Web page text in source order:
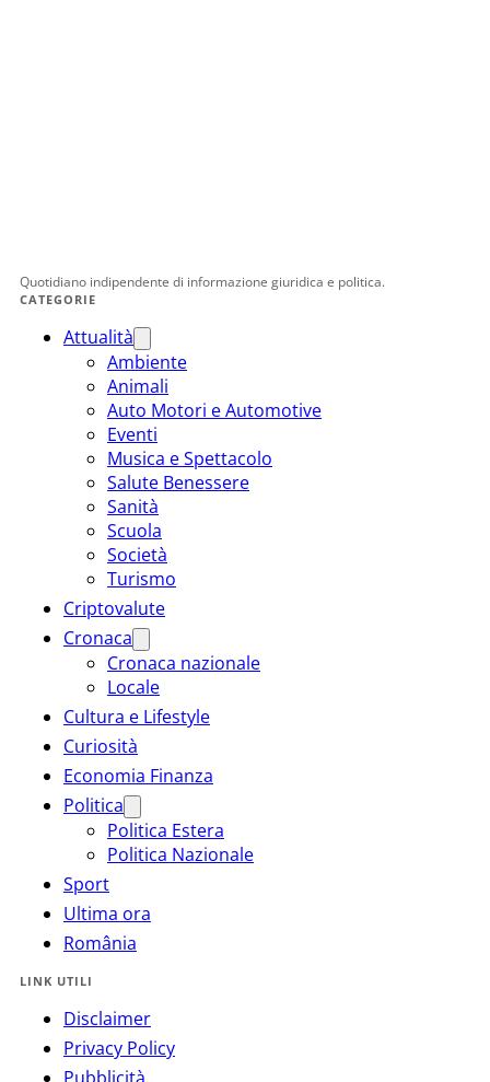
Quotidiano indipendente di informazione giuridica e politica.
CATEGORIE
Attualità
Ambiente
Animali
Auto Motori e Automotive
Eventi
Musica e Spettacolo
Salute Benessere
Sanità
Scuola
Società
Turismo
Criptovalute
Cronaca
Cronaca nazionale
Locale
Cultura e Lifestyle
Curiosità
Economia Finanza
Politica
Politica Estera
Politica Nazionale
Sport
Ultima ora
România
LINK UTILI
Disclaimer
Privacy Policy
Pubblicità